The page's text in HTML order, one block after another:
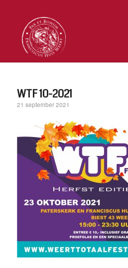
WTF 10-2021
21 september 2021